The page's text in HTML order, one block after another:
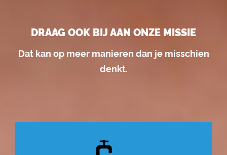
DRAAG OOK BIJ AAN ONZE MISSIE
Dat kan op meer manieren dan je misschien
denkt.